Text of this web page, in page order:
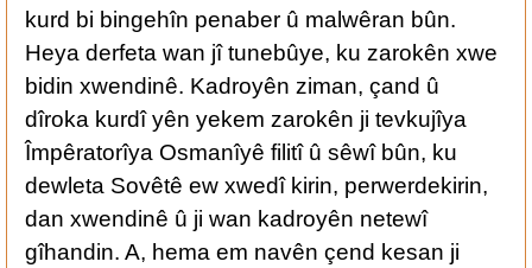
kurd bi bingehîn penaber û malwêran bûn.
Heya derfeta wan jî tunebûye, ku zarokên xwe
bidin xwendinê. Kadroyên ziman, çand û
dîroka kurdî yên yekem zarokên ji tevkujîya
Împêratorîya Osmanîyê filitî û sêwî bûn, ku
dewleta Sovêtê ew xwedî kirin, perwerdekirin,
dan xwendinê û ji wan kadroyên netewî
gîhandin. A, hema em navên çend kesan ji